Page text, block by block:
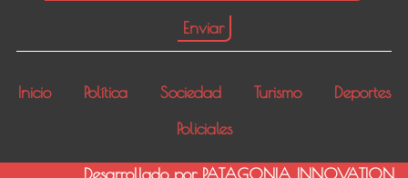
Inicio Política Sociedad Turismo
Deportes
Policiales
Desarrollado por PATAGONIA INNOVATION